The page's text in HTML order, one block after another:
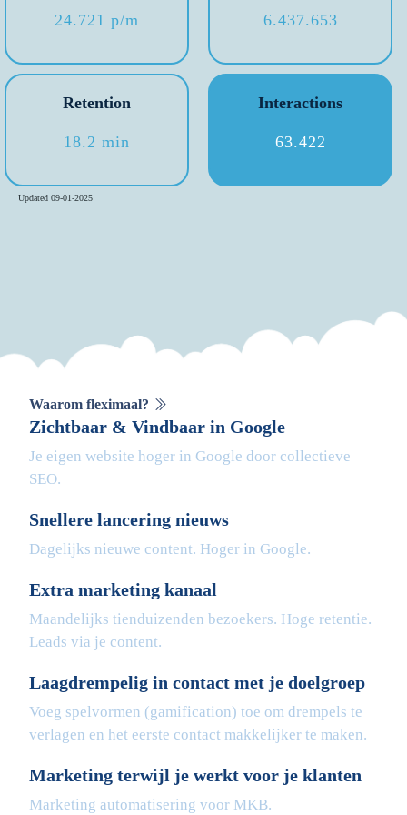
24.721 p/m 6.437.653
Retention
18.2 min
Interactions
63.422
Updated 09-01-2025
Waarom fleximaal?
Zichtbaar & Vindbaar in Google
Je eigen website hoger in Google door collectieve
SEO.
Snellere lancering nieuws
Dagelijks nieuwe content. Hoger in Google.
Extra marketing kanaal
Maandelijks tienduizenden bezoekers. Hoge retentie.
Leads via je content.
Laagdrempelig in contact met je doelgroep
Voeg spelvormen (gamification) toe om drempels te
verlagen en het eerste contact makkelijker te maken.
Marketing terwijl je werkt voor je klanten
Marketing automatisering voor MKB.